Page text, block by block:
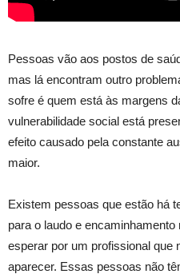
Pessoas vão aos postos de
mas lá encontram outro
sofre é quem está às margens
vulnerabilidade social está
efeito causado pela constante
maior.
Existem pessoas que estão há
para o laudo e
esperar por um profissional que
aparecer. Essas pessoas não